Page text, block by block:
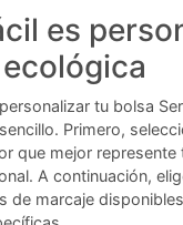
es
tu bolsa
Primero,
que mejor represente
A continuación,
de marcaje